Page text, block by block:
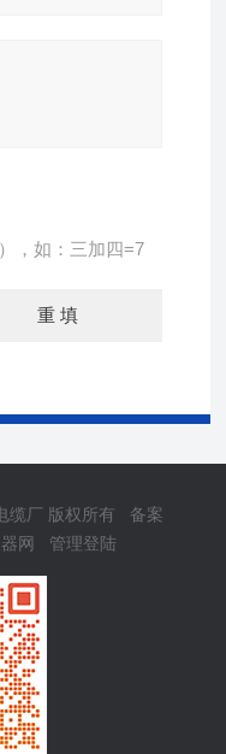
，如：三加四=7
缆厂 版权所有 备案
网 管理登陆